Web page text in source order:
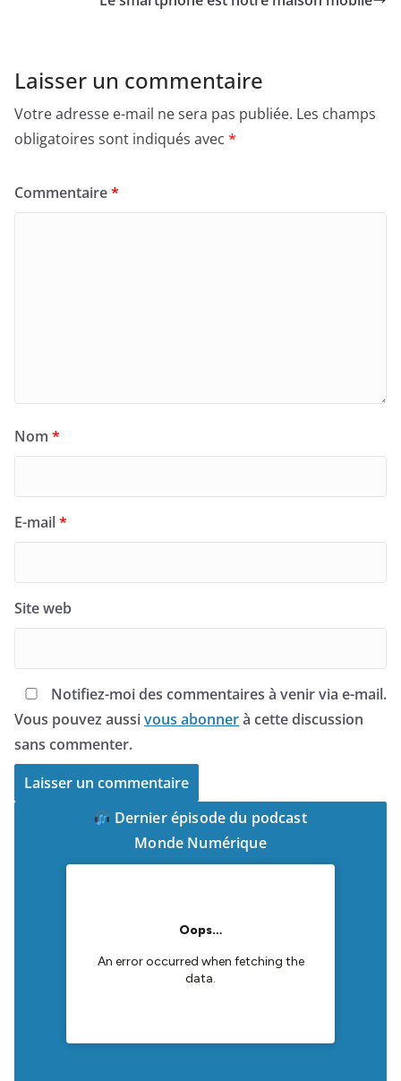
e
Laisser un commentaire
Votre adresse e-mail ne sera pas publiée. Les champs
obligatoires sont indiqués avec *
Commentaire*
Nom *
E-mail*
Site web
Notifiez-moi des commentaires à venir via e-mail.
Vous pouvez aussivous abonnerà cette discussion
sans commenter.
Dernier épisode du podcast
Monde Numérique